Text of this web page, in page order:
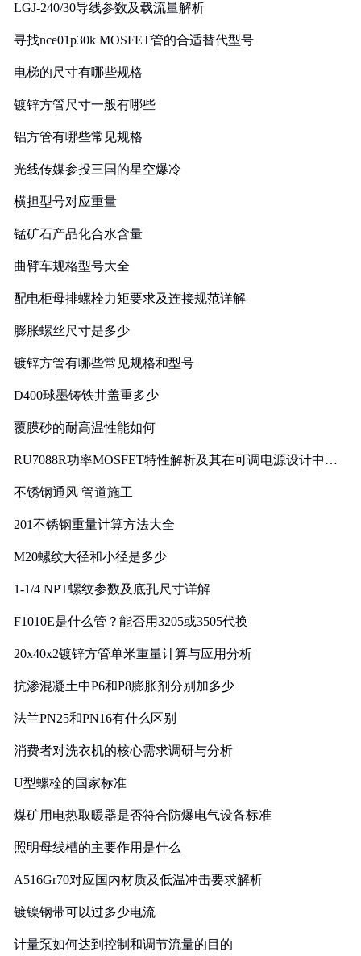
LGJ-240/30导线参数及载流量解析
寻找nce01p30k MOSFET管的合适替代型号
电梯的尺寸有哪些规格
镀锌方管尺寸一般有哪些
铝方管有哪些常见规格
光线传媒参投三国的星空爆冷
横担型号对应重量
锰矿石产品化合水含量
曲臂车规格型号大全
配电柜母排螺栓力矩要求及连接规范详解
膨胀螺丝尺寸是多少
镀锌方管有哪些常见规格和型号
D400球墨铸铁井盖重多少
覆膜砂的耐高温性能如何
RU7088R功率MOSFET特性解析及其在可调电源设计中的
不锈钢通风 管道施工
201不锈钢重量计算方法大全
M20螺纹大径和小径是多少
1-1/4 NPT螺纹参数及底孔尺寸详解
F1010E是什么管？能否用3205或3505代换
20x40x2镀锌方管单米重量计算与应用分析
抗渗混凝土中P6和P8膨胀剂分别加多少
法兰PN25和PN16有什么区别
消费者对洗衣机的核心需求调研与分析
U型螺栓的国家标准
煤矿用电热取暖器是否符合防爆电气设备标准
照明母线槽的主要作用是什么
A516Gr70对应国内材质及低温冲击要求解析
镀镍钢带可以过多少电流
计量泵如何达到控制和调节流量的目的